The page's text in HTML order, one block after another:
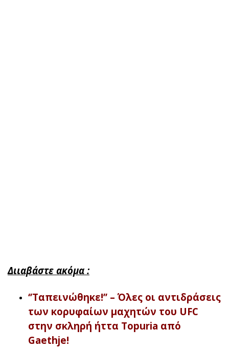
Διιαβάστε ακόμα :
‘’Ταπεινώθηκε!’’ – Όλες οι αντιδράσεις
των κορυφαίων μαχητών του UFC
στην σκληρή ήττα Topuria από
Gaethje!